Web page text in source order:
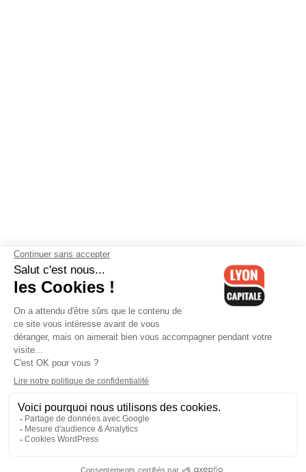
Contactez-nous-Mentions légales-CGV-Politique de
confidentialité-Gestion des cookies